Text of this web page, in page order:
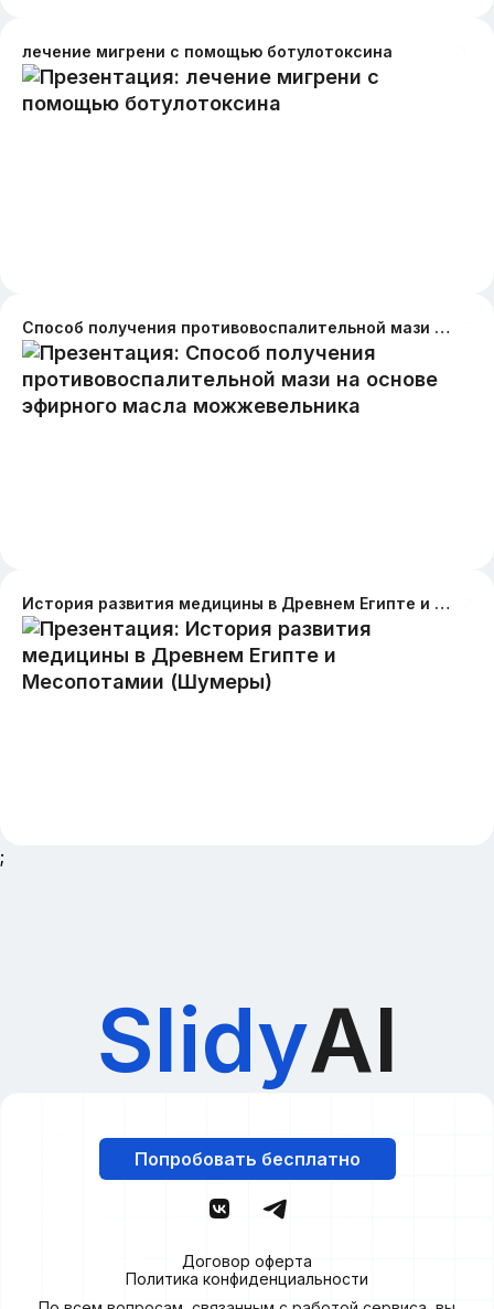
лечение мигрени с помощью ботулотоксина
Способ получения противовоспалительной мази на основе эфирного масла можжевельника
История развития медицины в Древнем Египте и Месопотамии (Шумеры)
;
SlidyAI
Попробовать бесплатно
Договор оферта
Политика конфиденциальности